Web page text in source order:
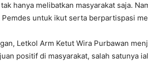
hanya melibatkan masyarakat saja.
untuk ikut serta berpartispasi
Letkol Arm Ketut Wira Purbawan
positif di masyarakat, salah satunya